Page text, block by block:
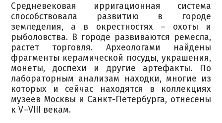
Средневековая ирригационная система
способствовала развитию в городе
земледелия, а в окрестностях – охоты и
рыболовства. В городе развиваются ремесла,
растет торговля. Археологами найдены
фрагменты керамической посуды, украшения,
монеты, доспехи и другие артефакты. По
лабораторным анализам находки, многие из
которых и сейчас находятся в коллекциях
музеев Москвы и Санкт-Петербурга, отнесены
к V–VIII векам.